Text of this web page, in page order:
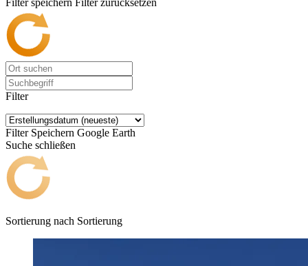
Filter speichern Filter zurücksetzen
Filter
Filter Speichern Google Earth
Suche schließen
Sortierung nach Sortierung